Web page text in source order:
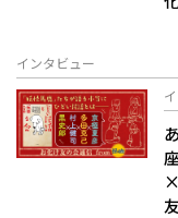
インタビュー